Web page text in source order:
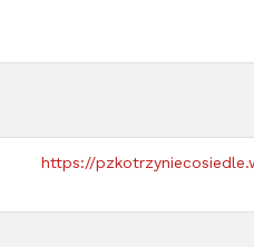
https://